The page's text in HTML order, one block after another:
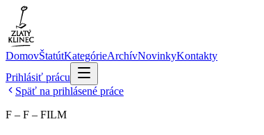
DomovŠtatútKategórieArchívNovinkyKontakty
Prihlásiť prácu
Späť na prihlásené práce
F – F – FILM